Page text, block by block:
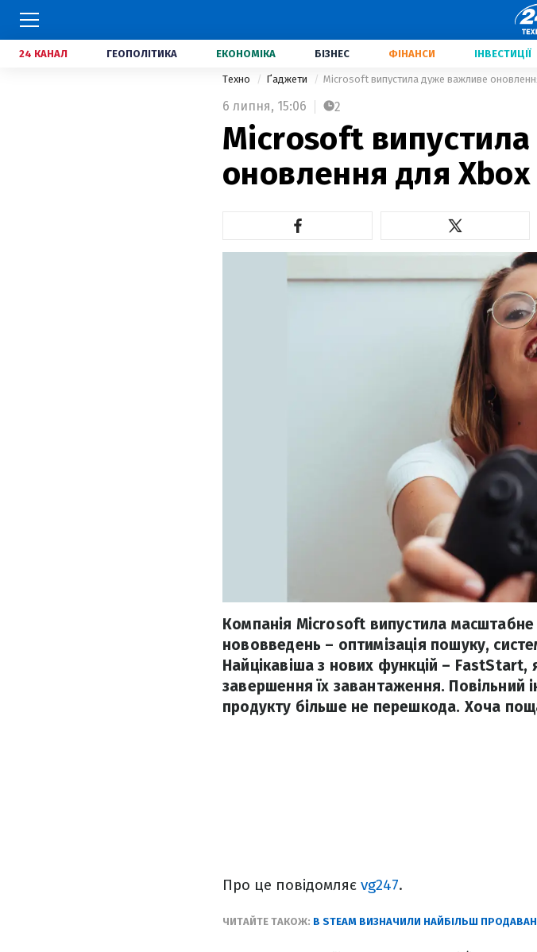
24 КАНАЛ ГЕОПОЛІТИКА ЕКОНОМІКА БІЗНЕС ФІНАНСИ ІНВЕСТИЦІЇ
Техно Ґаджети Microsoft випустила дуже важливе
6 липня, 15:06 2
Microsoft
оновлення для Xbox
Компанія Microsoft випустила
нововведень – оптимізація пошуку,
Найцікавіша з нових функцій – FastStart,
завершення їх завантаження. Повільний
продукту більше не перешкода. Хоча
Про це повідомляє vg247.
ЧИТАЙТЕ ТАКОЖ: В STEAM ВИЗНАЧИЛИ НАЙБІЛЬШ